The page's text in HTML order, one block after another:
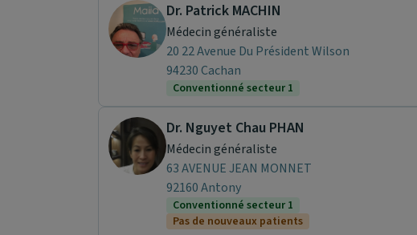
Dr. Patrick MACHIN
Médecin généraliste
20 22 Avenue Du Président Wilson
94230 Cachan
Conventionné secteur 1
Dr. Nguyet Chau PHAN
Médecin généraliste
63 AVENUE JEAN MONNET
92160 Antony
Conventionné secteur 1
Pas de nouveaux patients